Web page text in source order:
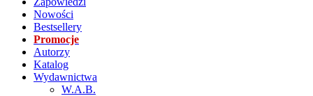
Nowości
Bestsellery
Promocje
Autorzy
Katalog
Wydawnictwa
W.A.B.